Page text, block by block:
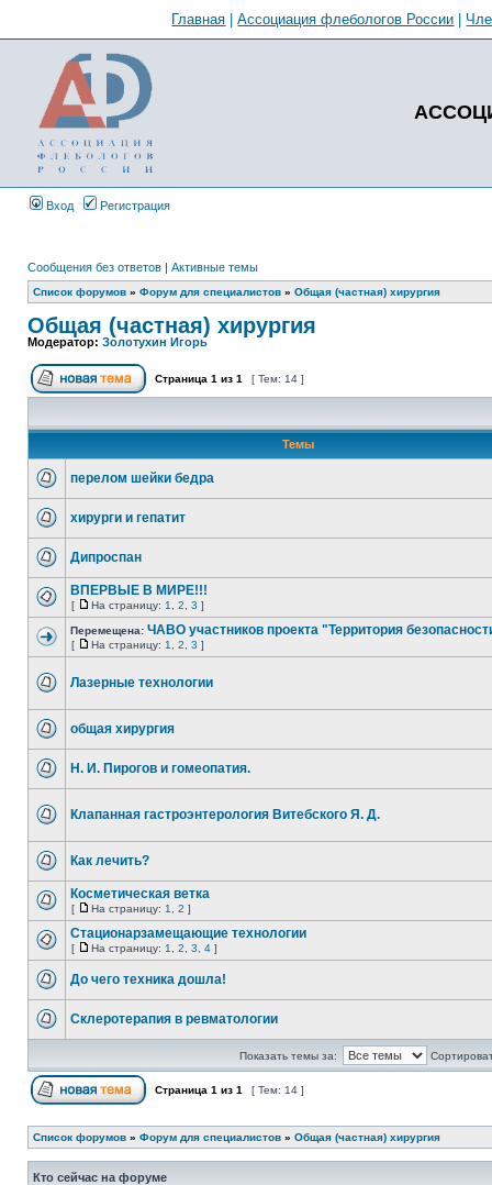
Главная |Ассоциация флебологов России
Вход Регистрация
Сообщения без ответов | Активные темы
Список форумов » Форум для специалистов » Общая (частная) хирургия
Общая (частная) хирургия
Модератор: Золотухин Игорь
Страница 1 из 1 [ Тем: 14 ]
Темы
перелом шейки бедра
хирурги и гепатит
Дипроспан
ВПЕРВЫЕ В МИРЕ!!!
[ На страницу: 1 2 3 ]
Перемещена: ЧАВО участников проекта "Территория
[ На страницу: 1 2 3 ]
Лазерные технологии
общая хирургия
Н. И. Пирогов и гомеопатия.
Клапанная гастроэнтерология Витебского Я. Д.
Как лечить?
Косметическая ветка
[ На страницу: 1 2 ]
Стационарзамещающие технологии
[ На страницу: 1 2 3 4 ]
До чего техника дошла!
Склеротерапия в ревматологии
Показать темы за:
Страница 1 из 1 [ Тем: 14 ]
Список форумов » Форум для специалистов » Общая (частная) хирургия
Кто сейчас на форуме